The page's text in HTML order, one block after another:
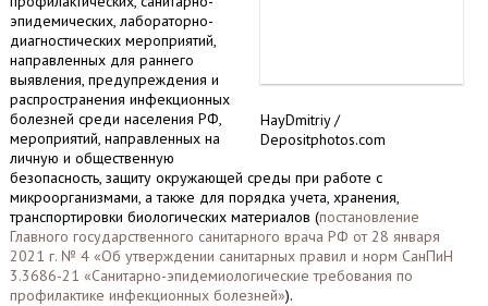
HayDmitriy /
Depositphotos.com
эпидемических, лабораторно-
диагностических мероприятий,
направленных для раннего
выявления, предупреждения и
распространения инфекционных
болезней среди населения РФ,
мероприятий, направленных на
личную и общественную
безопасность, защиту окружающей среды при работе с
микроорганизмами, а также для порядка учета, хранения,
транспортировки биологических материалов (постановление
Главного государственного санитарного врача РФ от 28 января
2021 г. № 4 «Об утверждении санитарных правил и норм СанПиН
3.3686-21 «Санитарно-эпидемиологические требования по
профилактике инфекционных болезней»).